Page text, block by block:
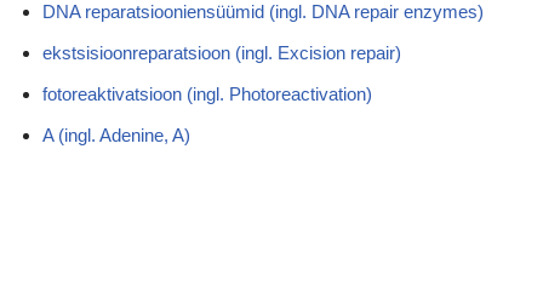
DNA reparatsiooniensüümid (ingl. DNA repair enzymes)
ekstsisioonreparatsioon (ingl. Excision repair)
fotoreaktivatsioon (ingl. Photoreactivation)
A (ingl. Adenine, A)